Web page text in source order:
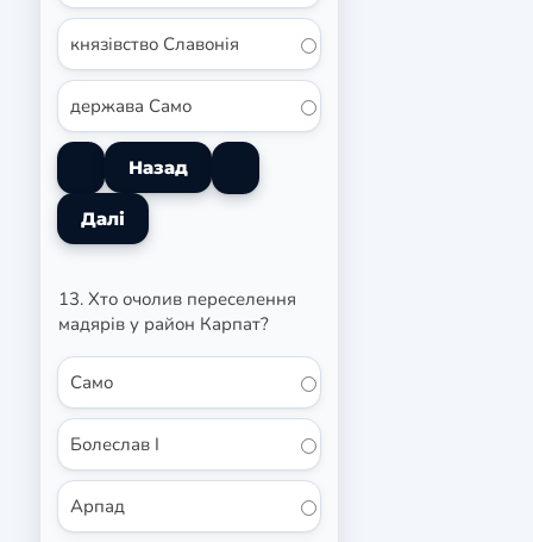
князівство Славонія
держава Само
13. Хто очолив переселення
мадярів у район Карпат?
Само
Болеслав I
Арпад